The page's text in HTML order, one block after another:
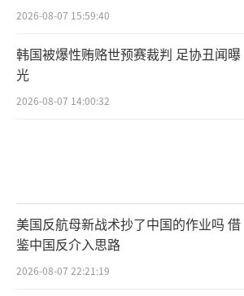
2026-08-07 15:59:40
韩国被爆性贿赂世预赛裁判 足协丑闻曝
光
2026-08-07 14:00:32
美国反航母新战术抄了中国的作业吗 借
鉴中国反介入思路
2026-08-07 22:21:19